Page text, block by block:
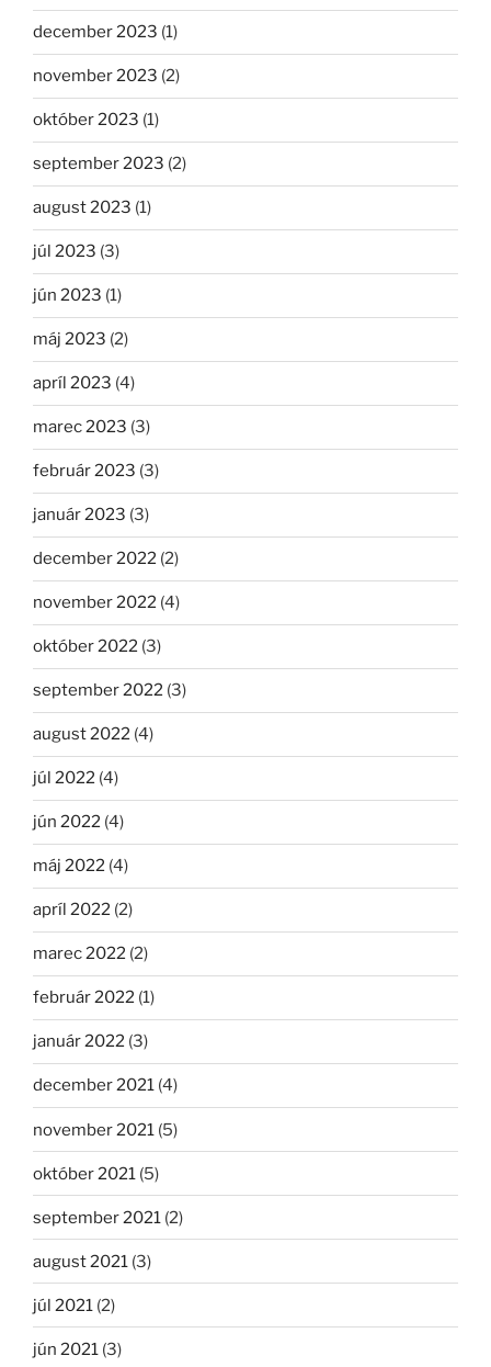
december 2023 (1)
november 2023 (2)
október 2023 (1)
september 2023 (2)
august 2023 (1)
júl 2023 (3)
jún 2023 (1)
máj 2023 (2)
apríl 2023 (4)
marec 2023 (3)
február 2023 (3)
január 2023 (3)
december 2022 (2)
november 2022 (4)
október 2022 (3)
september 2022 (3)
august 2022 (4)
júl 2022 (4)
jún 2022 (4)
máj 2022 (4)
apríl 2022 (2)
marec 2022 (2)
február 2022 (1)
január 2022 (3)
december 2021 (4)
november 2021 (5)
október 2021 (5)
september 2021 (2)
august 2021 (3)
júl 2021 (2)
jún 2021 (3)